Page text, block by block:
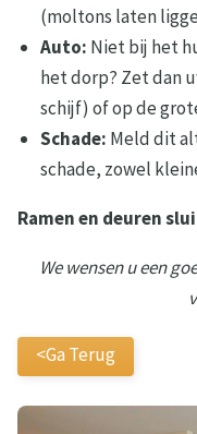
(moltons laten
Auto: Niet bij het
het dorp? Zet dan
schijf) of op de
Schade: Meld dit
schade, zowel
Ramen en deuren
We wensen u een
<Ga Terug